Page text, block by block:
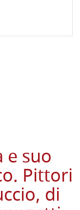
e suo
Pittori
di